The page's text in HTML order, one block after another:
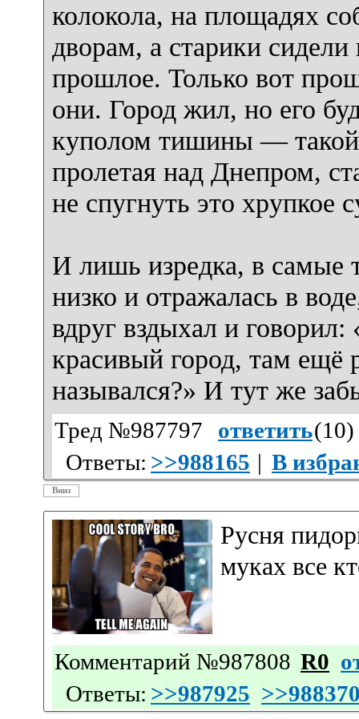
колокола, на площадях
дворам, а старики
прошлое. Только вот
они. Город жил, но его
куполом тишины — такой
пролетая над Днепром,
не спугнуть это хрупкое
И лишь изредка, в самые
низко и отражалась в
вдруг вздыхал и
красивый город, там
назывался?» И тут же
Тред №987797 ответить(10)
Ответы: >>988165 | В
Вниз
Русня
муках все
Комментарий №987808 R0
Ответы: >>987925